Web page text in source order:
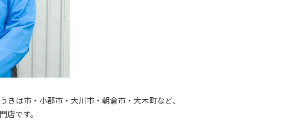
は市・小郡市・大川市・朝倉市・大木町など、
です。